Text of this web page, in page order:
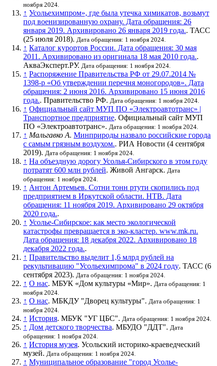
ноября 2024.
↑ Усольехимпром», где была утечка химикатов, возьмут
под военизированную охрану. Дата обращения: 26
января 2019. Архивировано 26 января 2019 года.. ТАСС
(25 июля 2018). Дата обращения: 1 ноября 2024.
↑ Каталог курортов России. Дата обращения: 30 мая
2011. Архивировано из оригинала 18 мая 2010 года..
АкваЭксперт.РУ. Дата обращения: 1 ноября 2024.
↑ Распоряжение Правительства РФ от 29.07.2014 №
1398-р «Об утверждении перечня моногородов». Дата
обращения: 2 июня 2016. Архивировано 15 июня 2016
года.. Правительство РФ. Дата обращения: 1 ноября 2024.
↑ Официальный сайт МУП ПО «Электроавтотранс» |
Транспортное предприятие. Официальный сайт МУП
ПО «Электроавтотранс». Дата обращения: 1 ноября 2024.
↑ Мальгавко А. Минприроды назвало российские города
с самым грязным воздухом.. РИА Новости (4 сентября
2019). Дата обращения: 1 ноября 2024.
↑ На объездную дорогу Усолья-Сибирского в этом году
потратят 600 млн рублей. Живой Ангарск. Дата
обращения: 1 ноября 2024.
↑ Антон Артемьев. Сотни тонн ртути скопились под
предприятием в Иркутской области. НТВ. Дата
обращения: 11 ноября 2019. Архивировано 29 октября
2020 года..
↑ Усолье-Сибирское: как место экологической
катастрофы превращается в эко-кластер. www.mk.ru.
Дата обращения: 18 декабря 2022. Архивировано 18
декабря 2022 года..
↑ Правительство выделит 1,6 млрд рублей на
рекультивацию "Усольехимпрома" в 2024 году. ТАСС (6
сентября 2023). Дата обращения: 1 ноября 2024.
↑ О нас. МБУК «Дом культуры «Мир». Дата обращения: 1
ноября 2024.
↑ О нас. МБКДУ "Дворец культуры". Дата обращения: 1
ноября 2024.
↑ История. МБУК "УГ ЦБС". Дата обращения: 1 ноября 2024.
↑ Дом детского творчества. МБУДО "ДДТ". Дата
обращения: 1 ноября 2024.
↑ История музея. Усольский историко-краеведческий
музей. Дата обращения: 1 ноября 2024.
↑ Муниципальное образование "город Усолье-